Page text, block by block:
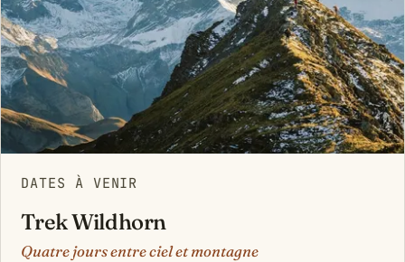
DATES À VENIR
Trek Wildhorn
Quatre jours entre ciel et montagne